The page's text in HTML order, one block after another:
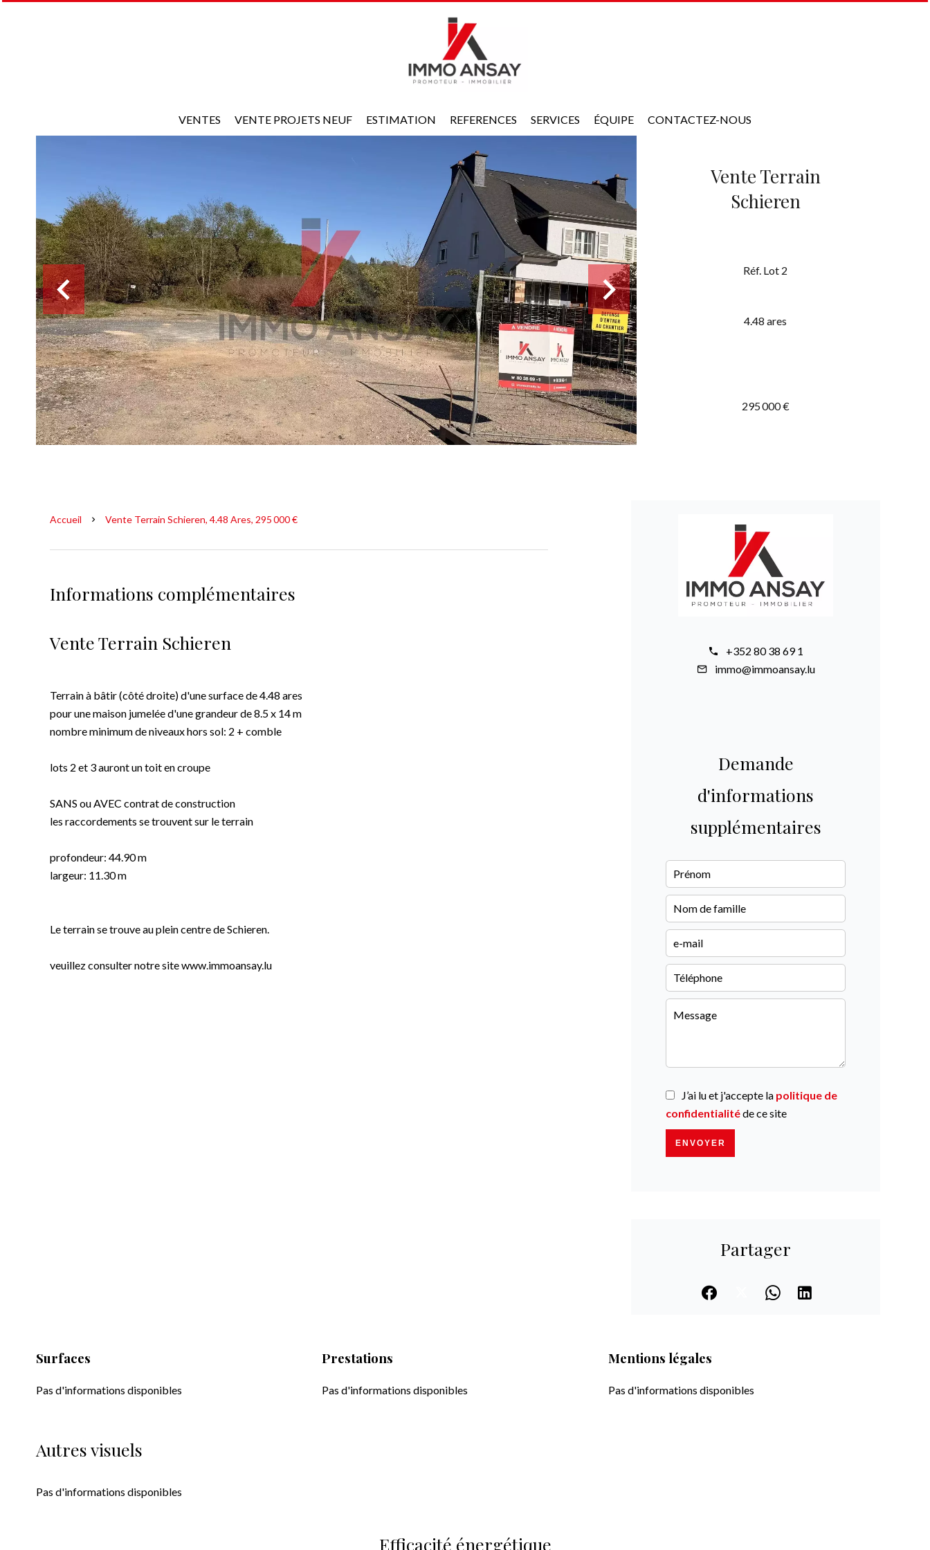
VENTES VENTE PROJETS NEUF ESTIMATION REFERENCES SERVICES ÉQUIPE CONTACTEZ-NOUS
Vente Terrain
Schieren
Réf. Lot 2
4.48 ares
295 000 €
Accueil Vente Terrain Schieren, 4.48 Ares, 295 000 €
Informations complémentaires
Vente Terrain Schieren
Terrain à bâtir (côté droite) d'une surface de 4.48 ares
pour une maison jumelée d'une grandeur de 8.5 x 14 m
nombre minimum de niveaux hors sol: 2 + comble
lots 2 et 3 auront un toit en croupe
SANS ou AVEC contrat de construction
les raccordements se trouvent sur le terrain
profondeur: 44.90 m
largeur: 11.30 m
Le terrain se trouve au plein centre de Schieren.
veuillez consulter notre site www.immoansay.lu
+352 80 38 69 1
immo@immoansay.lu
Demande
d'informations
supplémentaires
J’ai lu et j'accepte la politique de
confidentialitéde ce site
ENVOYER
Partager
Surfaces
Pas d'informations disponibles
Prestations
Pas d'informations disponibles
Mentions légales
Pas d'informations disponibles
Autres visuels
Pas d'informations disponibles
Efficacité énergétique